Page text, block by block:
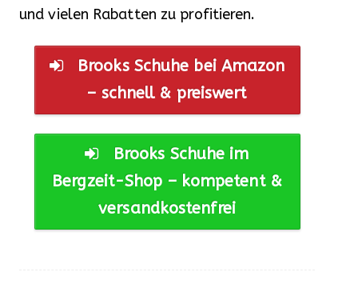
und vielen Rabatten zu profitieren.
Brooks Schuhe bei Amazon
– schnell & preiswert
Brooks Schuhe im
Bergzeit-Shop – kompetent &
versandkostenfrei